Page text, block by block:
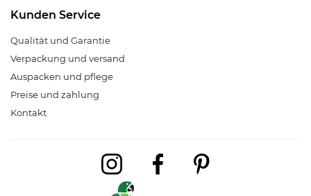
Kunden Service
Qualität und Garantie
Verpackung und versand
Auspacken und pflege
Preise und zahlung
Kontakt